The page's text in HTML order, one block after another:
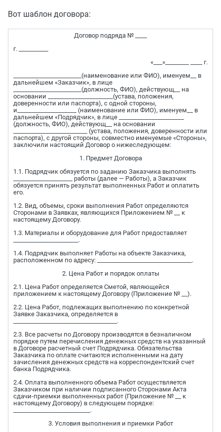
Вот шаблон договора:
Договор подряда № ____
г. __________
«___»________ ____ г.
_______________________(наименование или ФИО), именуем__ в
дальнейшем «Заказчик», в лице
_______________________(должность, ФИО), действующ__ на
основании ______________________(устава, положения,
доверенности или паспорта), с одной стороны,
и____________________ (наименование или ФИО), именуем__ в
дальнейшем «Подрядчик», в лице ______________________
(должность, ФИО), действующ__ на основании
_________________________ (устава, положения, доверенности или
паспорта), с другой стороны, совместно именуемые «Стороны»,
заключили настоящий Договор о нижеследующем:
1. Предмет Договора
1.1. Подрядчик обязуется по заданию Заказчика выполнять
____________________ работы (далее — Работы), а Заказчик
обязуется принять результат выполненных Работ и оплатить
его.
1.2. Вид, объемы, сроки выполнения Работ определяются
Сторонами в Заявках, являющихся Приложением № __ к
настоящему Договору.
1.3. Материалы и оборудование для Работ предоставляет
______________________.
1.4. Подрядчик выполняет Работы на объекте Заказчика,
расположенном по адресу: ________________________________.
2. Цена Работ и порядок оплаты
2.1. Цена Работ определяется Сметой, являющейся
приложением к настоящему Договору (Приложение № __).
2.2. Цена Работ, подлежащих выполнению по конкретной
Заявке Заказчика, определяется в
___________________________________.
2.3. Все расчеты по Договору производятся в безналичном
порядке путем перечисления денежных средств на указанный
в Договоре расчетный счет Подрядчика. Обязательства
Заказчика по оплате считаются исполненными на дату
зачисления денежных средств на корреспондентский счет
банка Подрядчика.
2.4. Оплата выполненного объема Работ осуществляется
Заказчиком при наличии подписанного Сторонами Акта
сдачи-приемки выполненных работ (Приложение № __ к
настоящему Договору) в следующем порядке:
__________________________.
3. Условия выполнения и приемки Работ